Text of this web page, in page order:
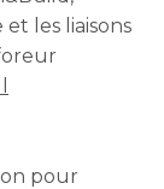
les liaisons
pour